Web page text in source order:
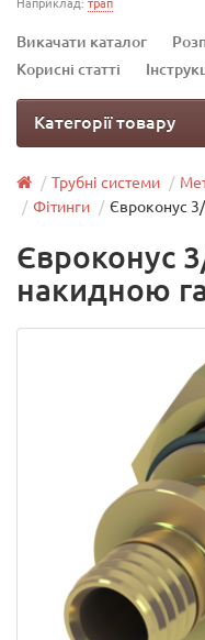
Викачати каталог
Корисні статті
Категорії товару
Трубні системи
Фітинги
Євроконус
Євроконус
накидною